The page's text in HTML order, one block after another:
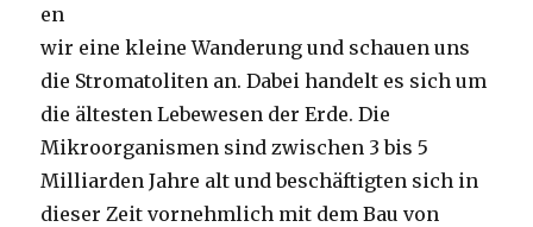
en
wir eine kleine Wanderung und schauen uns
die Stromatoliten an. Dabei handelt es sich um
die ältesten Lebewesen der Erde. Die
Mikroorganismen sind zwischen 3 bis 5
Milliarden Jahre alt und beschäftigten sich in
dieser Zeit vornehmlich mit dem Bau von